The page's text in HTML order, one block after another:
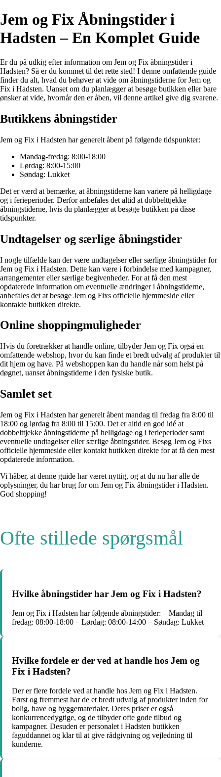
Jem og Fix Åbningstider i
Hadsten – En Komplet Guide
Er du på udkig efter information om Jem og Fix åbningstider i
Hadsten? Så er du kommet til det rette sted! I denne omfattende guide
finder du alt, hvad du behøver at vide om åbningstiderne for Jem og
Fix i Hadsten. Uanset om du planlægger at besøge butikken eller bare
ønsker at vide, hvornår den er åben, vil denne artikel give dig svarene.
Butikkens åbningstider
Jem og Fix i Hadsten har generelt åbent på følgende tidspunkter:
Mandag-fredag: 8:00-18:00
Lørdag: 8:00-15:00
Søndag: Lukket
Det er værd at bemærke, at åbningstiderne kan variere på helligdage
og i ferieperioder. Derfor anbefales det altid at dobbelttjekke
åbningstiderne, hvis du planlægger at besøge butikken på disse
tidspunkter.
Undtagelser og særlige åbningstider
I nogle tilfælde kan der være undtagelser eller særlige åbningstider for
Jem og Fix i Hadsten. Dette kan være i forbindelse med kampagner,
arrangementer eller særlige begivenheder. For at få den mest
opdaterede information om eventuelle ændringer i åbningstiderne,
anbefales det at besøge Jem og Fixs officielle hjemmeside eller
kontakte butikken direkte.
Online shoppingmuligheder
Hvis du foretrækker at handle online, tilbyder Jem og Fix også en
omfattende webshop, hvor du kan finde et bredt udvalg af produkter til
dit hjem og have. På webshoppen kan du handle når som helst på
døgnet, uanset åbningstiderne i den fysiske butik.
Samlet set
Jem og Fix i Hadsten har generelt åbent mandag til fredag fra 8:00 til
18:00 og lørdag fra 8:00 til 15:00. Det er altid en god idé at
dobbelttjekke åbningstiderne på helligdage og i ferieperioder samt
eventuelle undtagelser eller særlige åbningstider. Besøg Jem og Fixs
officielle hjemmeside eller kontakt butikken direkte for at få den mest
opdaterede information.
Vi håber, at denne guide har været nyttig, og at du nu har alle de
oplysninger, du har brug for om Jem og Fix åbningstider i Hadsten.
God shopping!
Ofte stillede spørgsmål
Hvilke åbningstider har Jem og Fix i Hadsten?
Jem og Fix i Hadsten har følgende åbningstider: – Mandag til
fredag: 08:00-18:00 – Lørdag: 08:00-14:00 – Søndag: Lukket
Hvilke fordele er der ved at handle hos Jem og
Fix i Hadsten?
Der er flere fordele ved at handle hos Jem og Fix i Hadsten.
Først og fremmest har de et bredt udvalg af produkter inden for
bolig, have og byggematerialer. Deres priser er også
konkurrencedygtige, og de tilbyder ofte gode tilbud og
kampagner. Desuden er personalet i Hadsten butikken
faguddannet og klar til at give rådgivning og vejledning til
kunderne.